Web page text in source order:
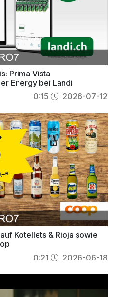
Prima Vista
Energy bei Landi
0:15 2026-07-12
Kotellets & Rioja sowie
0:21 2026-06-18